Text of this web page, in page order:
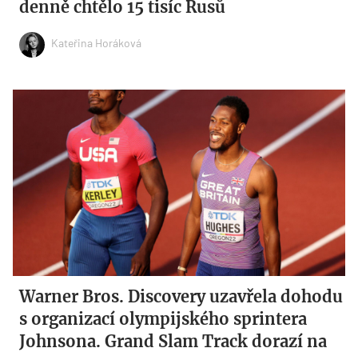
denně chtělo 15 tisíc Rusů
Kateřina Horáková
Warner Bros. Discovery uzavřela dohodu
s organizací olympijského sprintera
Johnsona. Grand Slam Track dorazí na